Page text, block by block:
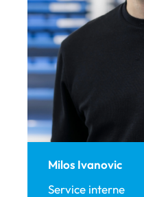
Milos Ivanovic
Service interne